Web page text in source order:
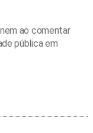
ao comentar
pública em